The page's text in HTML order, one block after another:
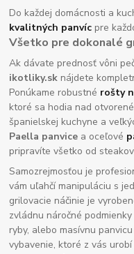
Do každej domácnosti a
kvalitných panvíc pre
Všetko pre dokonalé
Ak dávate prednosť vôni
ikotliky.sk nájdete
Ponúkame robustné rošty
ktoré sa hodia nad
španielskej kuchyne a
Paella panvice a oceľové
pripravíte všetko od
Samozrejmosťou je
vám uľahčí manipuláciu s
grilovacie náčinie je
zvládnu náročné
ryby, alebo masívnu
vybavenie, ktoré z vás